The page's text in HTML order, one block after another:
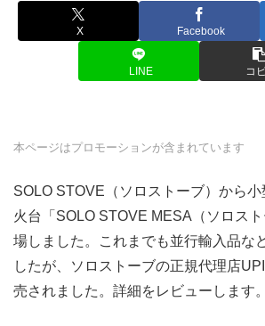
X Facebook
LINE コ
本ページはプロモーションが含まれています
SOLO STOVE（ソロストーブ）から小
火台「SOLO STOVE MESA（ソロス
場しました。これまでも並行輸入品な
したが、ソロストーブの正規代理店
売されました。詳細をレビューします。